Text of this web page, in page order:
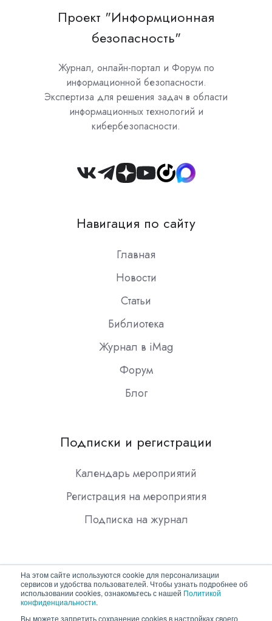
На этом сайте используются cookie для персонализации
сервисов и удобства пользователей. Чтобы узнать подробнее об
использовании cookies, ознакомьтесь с нашей Политикой
конфиденциальности.
Вы можете запретить сохранение cookies в настройках своего
Проект "Информционная
безопасность"
Журнал, онлайн-портал и Форум по
информационной безопасности.
Экспертиза для решения задач в области
информационных технологий и
кибербезопасности.
Join
Slack
Навигация по сайту
Главная
Новости
Статьи
Библиотека
Журнал в iMag
Форум
Блог
Подписки и регистрации
Календарь мероприятий
Регистрация на мероприятия
Подписка на журнал
Copyright © 2026 ООО "Гротек"